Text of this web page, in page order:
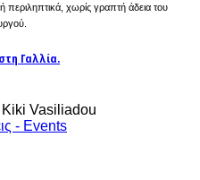
χωρίς γραπτή άδεια του
Γαλλία.
Kiki Vasiliadou
- Events